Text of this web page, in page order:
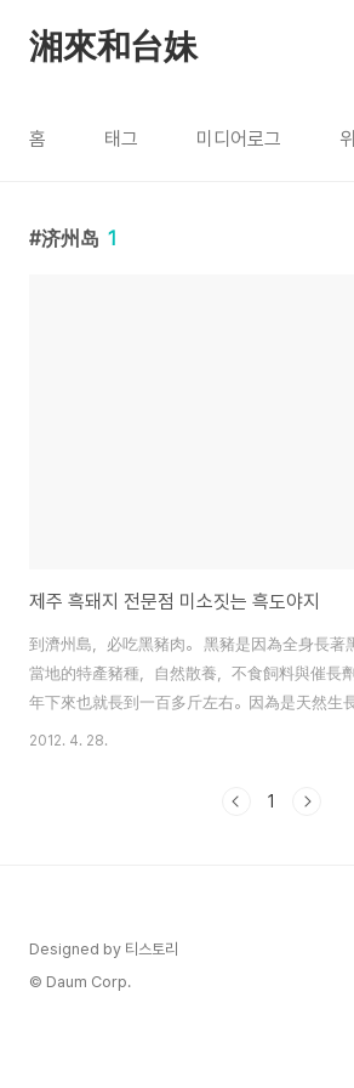
湘來和台妹
홈 태그 미디어로그
济州岛 1
제주 흑돼지 전문점 미소짓는 흑도야지
到濟州島，必吃黑豬肉。 黑豬是因為全身長著
當地的特產豬種，自然散養，不食飼料與催長
年下來也就長到一百多斤左右。因為是天然生
因此肉質非常鮮美。 這次去濟州島，老公的同
白質的黑豬脖子肉 肥瘦間隔的黑豬五層肉 調味
我點了水冷麵，愛吃辣的我老公點了乾拌冷麵
州居民常去的”미소짓는 흑도야지(帶著笑容的黑
2012. 4. 28.
1
Designed by 티스토리
© Daum Corp.